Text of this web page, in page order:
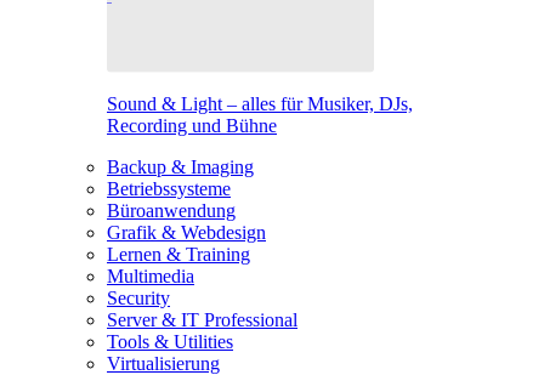
Sound & Light – alles für Musiker, DJs,
Recording und Bühne
Backup & Imaging
Betriebssysteme
Büroanwendung
Grafik & Webdesign
Lernen & Training
Multimedia
Security
Server & IT Professional
Tools & Utilities
Virtualisierung